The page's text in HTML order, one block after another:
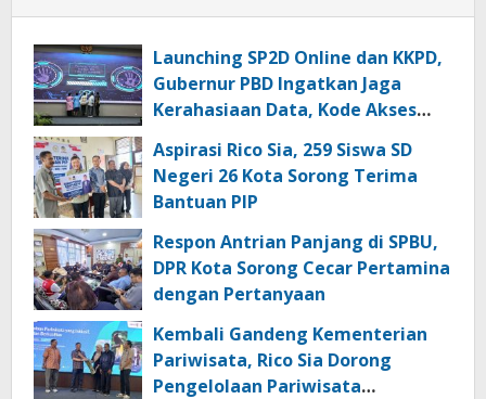
Launching SP2D Online dan KKPD,
Gubernur PBD Ingatkan Jaga
Kerahasiaan Data, Kode Akses
Aspirasi Rico Sia, 259 Siswa SD
Negeri 26 Kota Sorong Terima
Bantuan PIP
Respon Antrian Panjang di SPBU,
DPR Kota Sorong Cecar Pertamina
dengan Pertanyaan
Kembali Gandeng Kementerian
Pariwisata, Rico Sia Dorong
Pengelolaan Pariwisata